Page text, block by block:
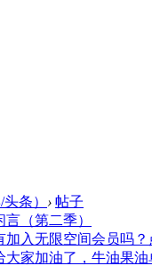
条） › 帖子
（第二季）
加入无限空间会员吗？
大家加油了，牛油果油